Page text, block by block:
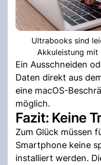
Ultrabooks sind
Akkuleistung
Ein Ausschneiden
Daten direkt aus
eine macOS-
möglich.
Fazit: Keine
Zum Glück müssen
Smartphone keine
installiert werden.